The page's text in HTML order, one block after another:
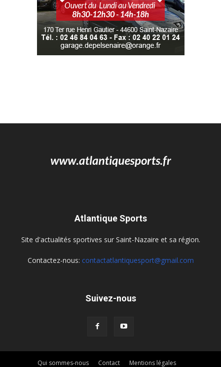
Atlantique Sports
Site d'actualités sportives sur Saint-Nazaire et sa région.
Contactez-nous: contactatlantiquesport@gmail.com
Suivez-nous
Qui sommes-nous Contact Mentions légales